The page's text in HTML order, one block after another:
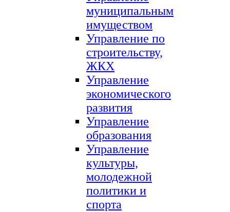
муниципальным
имуществом
Управление по
строительству,
ЖКХ
Управление
экономического
развития
Управление
образования
Управление
культуры,
молодежной
политики и
спорта